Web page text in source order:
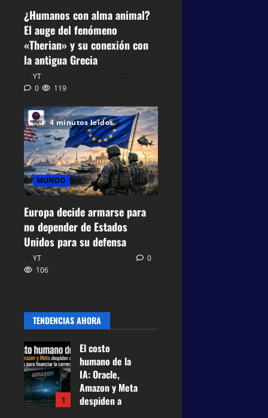
¿Humanos con alma animal?
El auge del fenómeno
«Therian» y su conexión con
la antigua Grecia
YT
0
119
4 minutos leídos
MUNDO
Europa decide armarse para
no depender de Estados
Unidos para su defensa
YT
0
106
TENDENCIAS AHORA
1
El costo
humano de la
IA: Oracle,
Amazon y Meta
despiden a